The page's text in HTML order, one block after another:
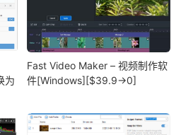
为
Fast Video Maker – 视频制作软
件[Windows][$39.9→0]